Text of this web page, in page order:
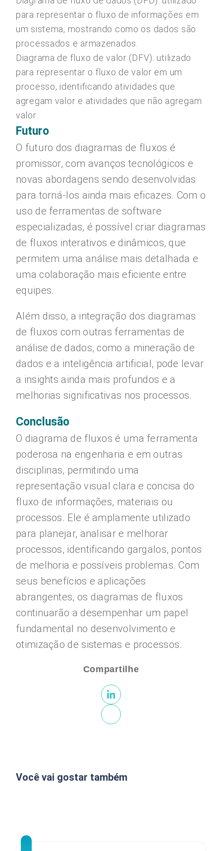
para representar o fluxo de informações em
um sistema, mostrando como os dados são
processados e armazenados.
Diagrama de fluxo de valor (DFV): utilizado
para representar o fluxo de valor em um
processo, identificando atividades que
agregam valor e atividades que não agregam
valor.
Futuro
O futuro dos diagramas de fluxos é
promissor, com avanços tecnológicos e
novas abordagens sendo desenvolvidas
para torná-los ainda mais eficazes. Com o
uso de ferramentas de software
especializadas, é possível criar diagramas
de fluxos interativos e dinâmicos, que
permitem uma análise mais detalhada e
uma colaboração mais eficiente entre
equipes.
Além disso, a integração dos diagramas
de fluxos com outras ferramentas de
análise de dados, como a mineração de
dados e a inteligência artificial, pode levar
a insights ainda mais profundos e a
melhorias significativas nos processos.
Conclusão
O diagrama de fluxos é uma ferramenta
poderosa na engenharia e em outras
disciplinas, permitindo uma
representação visual clara e concisa do
fluxo de informações, materiais ou
processos. Ele é amplamente utilizado
para planejar, analisar e melhorar
processos, identificando gargalos, pontos
de melhoria e possíveis problemas. Com
seus benefícios e aplicações
abrangentes, os diagramas de fluxos
continuarão a desempenhar um papel
fundamental no desenvolvimento e
otimização de sistemas e processos.
Compartilhe
Você vai gostar também